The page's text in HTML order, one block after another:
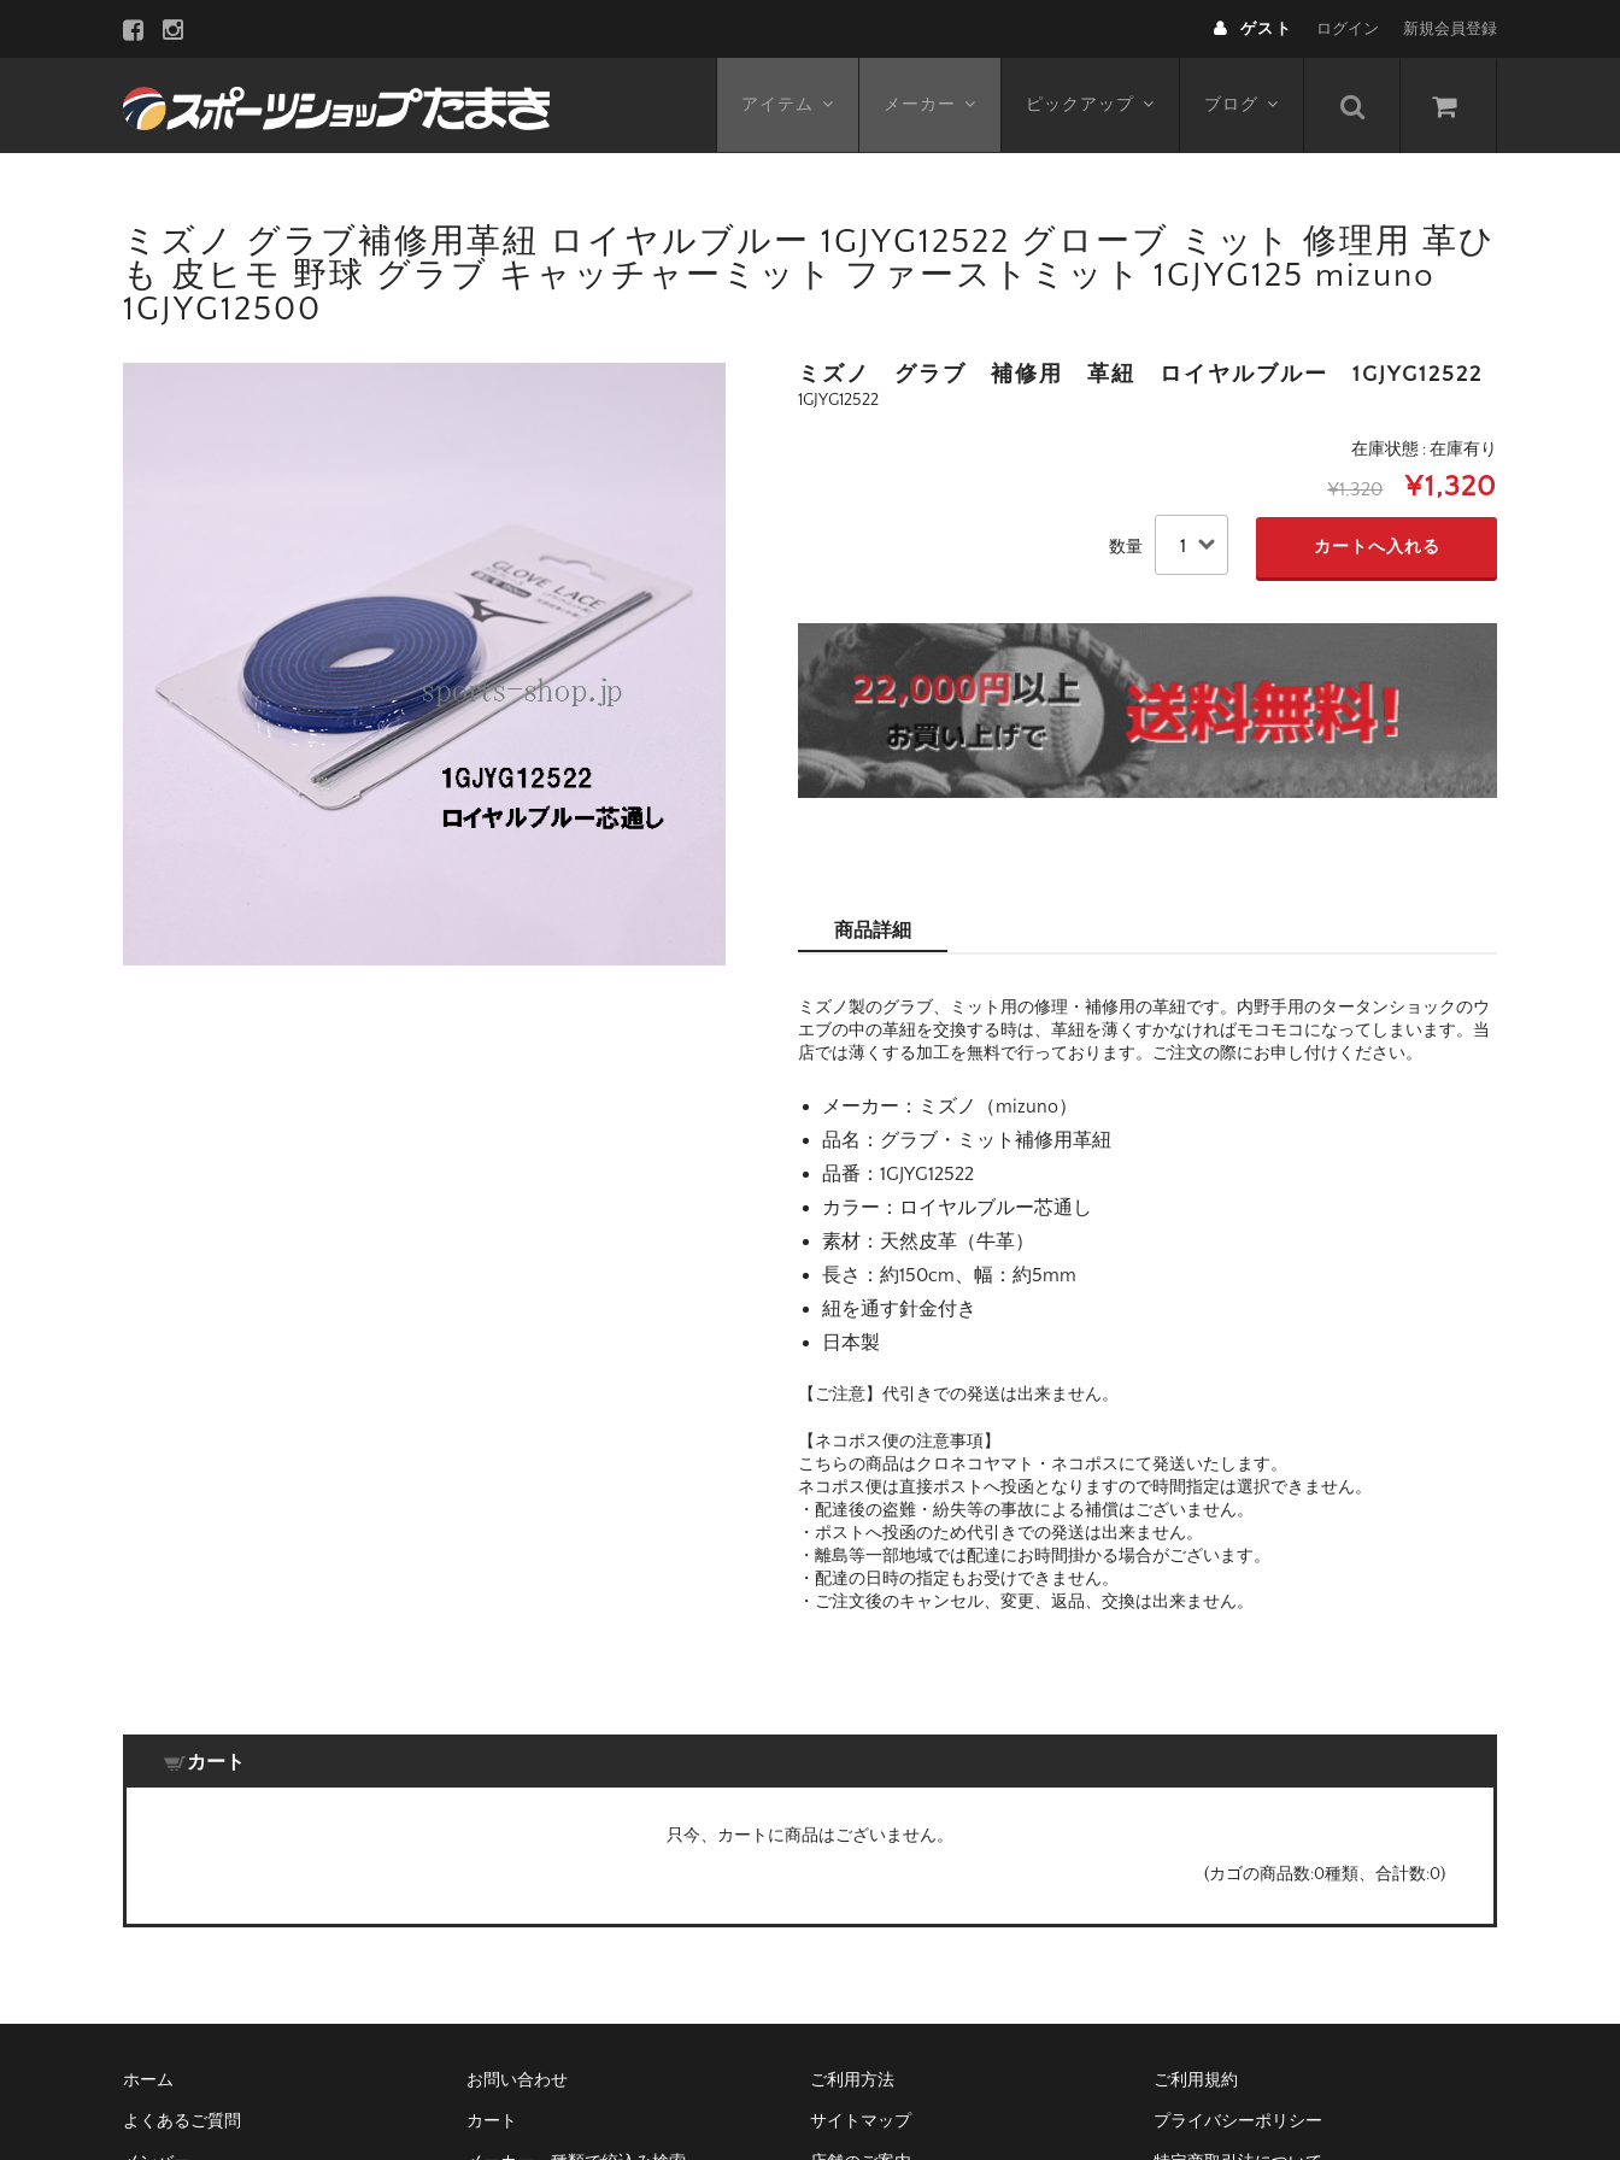
ゲスト ログイン 新規会員登録
アイテム メーカー ピックアップ ブログ
ミズノ グラブ補修用革紐 ロイヤルブルー 1GJYG12522 グローブ ミット 修理用 革ひ
も 皮ヒモ 野球 グラブ キャッチャーミット ファーストミット 1GJYG125 mizuno
1GJYG12500
ミズノ グラブ 補修用 革紐 ロイヤルブルー 1GJYG12522
1GJYG12522
在庫状態 : 在庫有り
¥1,320 ¥1,320
数量
商品詳細
ミズノ製のグラブ、ミット用の修理・補修用の革紐です。内野手用のタータンショックのウ
エブの中の革紐を交換する時は、革紐を薄くすかなければモコモコになってしまいます。当
店では薄くする加工を無料で行っております。ご注文の際にお申し付けください。
メーカー：ミズノ（mizuno）
品名：グラブ・ミット補修用革紐
品番：1GJYG12522
カラー：ロイヤルブルー芯通し
素材：天然皮革（牛革）
長さ：約150cm、幅：約5mm
紐を通す針金付き
日本製
【ご注意】代引きでの発送は出来ません。
【ネコポス便の注意事項】
こちらの商品はクロネコヤマト・ネコポスにて発送いたします。
ネコポス便は直接ポストへ投函となりますので時間指定は選択できません。
・配達後の盗難・紛失等の事故による補償はございません。
・ポストへ投函のため代引きでの発送は出来ません。
・離島等一部地域では配達にお時間掛かる場合がございます。
・配達の日時の指定もお受けできません。
・ご注文後のキャンセル、変更、返品、交換は出来ません。
カート
只今、カートに商品はございません。
(カゴの商品数:0種類、合計数:0)
ホーム お問い合わせ ご利用方法 ご利用規約
よくあるご質問 カート サイトマップ プライバシーポリシー